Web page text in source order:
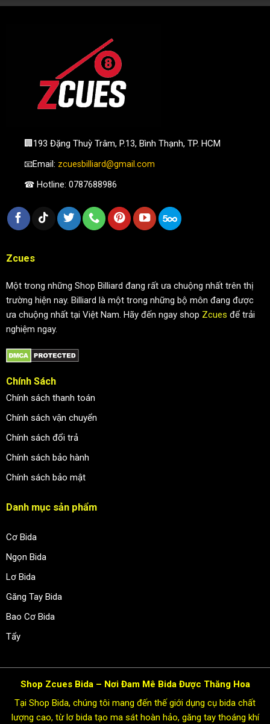
🏢193 Đặng Thuỳ Trâm, P.13, Bình Thạnh, TP. HCM
📧Email: zcuesbilliard@gmail.com
☎ Hotline: 0787688986
Zcues
Một trong những Shop Billiard đang rất ưa chuộng nhất trên thị
trường hiện nay. Billiard là một trong những bộ môn đang được
ưa chuộng nhất tại Việt Nam. Hãy đến ngay shop Zcues để trải
nghiệm ngay.
Chính Sách
Chính sách thanh toán
Chính sách vận chuyển
Chính sách đổi trả
Chính sách bảo hành
Chính sách bảo mật
Danh mục sản phẩm
Cơ Bida
Ngọn Bida
Lơ Bida
Găng Tay Bida
Bao Cơ Bida
Tẩy
Shop Zcues Bida – Nơi Đam Mê Bida Được Thăng Hoa
Tại Shop Bida, chúng tôi mang đến thế giới dụng cụ bida chất
lượng cao, từ lơ bida tạo ma sát hoàn hảo, găng tay thoáng khí